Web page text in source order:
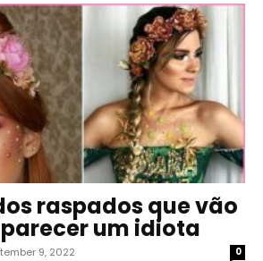
raspados que vão
um idiota
9, 2022 0